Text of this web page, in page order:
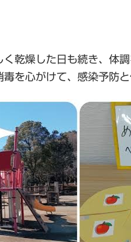
乾燥した日も続き、体調
を心がけて、感染予防